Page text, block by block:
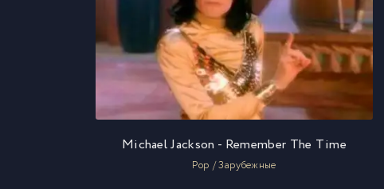
Michael Jackson - Remember The Time
Pop / Зарубежные